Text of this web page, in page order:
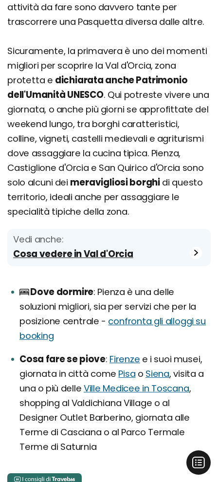
attività da fare sono davvero tante per
trascorrere una Pasquetta diversa dalle altre.
Sicuramente, la primavera è uno dei momenti
migliori per scoprire la Val d'Orcia, zona
protetta e dichiarata anche Patrimonio
dell'Umanità UNESCO. Qui potreste vivere una
giornata, o anche più giorni se approfittate del
weekend lungo, tra borghi caratteristici,
colline, vigneti, castelli medievali e agriturismi
dove assaggiare la cucina tipica. Pienza,
Castiglione d'Orcia e San Quirico d'Orcia sono
solo alcuni dei meravigliosi borghi di questo
territorio, ideali anche per assaggiare le
specialità tipiche della zona.
Vedi anche:
Cosa vedere in Val d'Orcia
Dove dormire Pienza è una delle
soluzioni migliori, sia per servizi che per la
posizione centrale - confronta gli alloggi su
booking
Cosa fare se piove Firenze e i suoi musei,
giornata in città come Pisa o Siena, visita a
una o più delle Ville Medicee in Toscana,
shopping al Valdichiana Village o al
Designer Outlet Barberino, giornata alle
Terme di Casciana o al Parco Termale
Terme di Saturnia